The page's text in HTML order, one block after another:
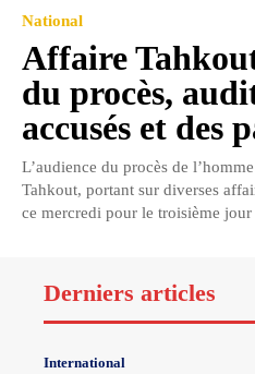
National
Affaire
du procès,
accusés et des
L’audience du procès de
Tahkout, portant sur diverses
ce mercredi pour le troisième
Derniers articles
International